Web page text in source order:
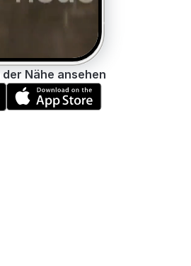
Nähe ansehen